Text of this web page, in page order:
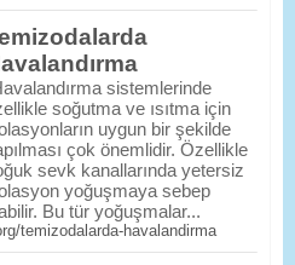
sistemlerinde
soğutma ve ısıtma için
uygun bir şekilde
çok önemlidir. Özellikle
sevk kanallarında yetersiz
yoğuşmaya sebep
Bu tür yoğuşmalar...
temizodalarda-havalandirma